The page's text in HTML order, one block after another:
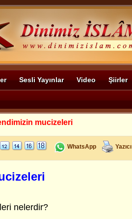
Sesli Yayınlar Video Şiirler
mucizeleri
WhatsApp Yazıcı
nelerdir?